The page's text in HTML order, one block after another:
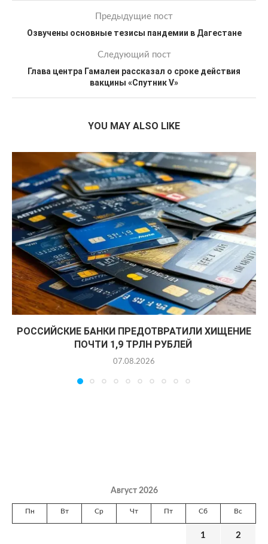
Предыдущие пост
Озвучены основные тезисы пандемии в Дагестане
Следующий пост
Глава центра Гамалеи рассказал о сроке действия
вакцины «Спутник V»
YOU MAY ALSO LIKE
РОССИЙСКИЕ БАНКИ ПРЕДОТВРАТИЛИ ХИЩЕНИЕ
ПОЧТИ 1,9 ТРЛН РУБЛЕЙ
07.08.2026
Август 2026
Пн Вт Ср Чт Пт Сб Вс
1 2